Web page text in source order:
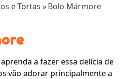
e Tortas »Bolo Mármore
a fazer essa delícia de
vão adorar principalmente a